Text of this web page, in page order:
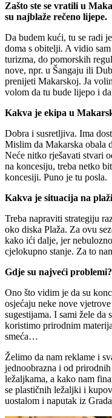
Zašto ste se vratili u
su najblaže rečeno lijepe.
Da budem kući, tu se radi
doma s obitelji. A vidio
turizma, do pomorskih
nove, npr. u Šangaju ili
prenijeti Makarskoj. Ja
volom da tu bude lijepo i
Kakva je ekipa u
Dobra i susretljiva. Ima
Mislim da Makarska obala
Neće nitko rješavati stvari
na koncesiju, treba netko
koncesiji. Puno je tu posla.
Kakva je situacija na
Treba napraviti strategiju
oko diska Plaža. Za ovu
kako ići dalje, jer
cjelokupno stanje. Za to
Gdje su najveći problemi?
Ono što vidim je da su
osjećaju neke nove
sugestijama. I sami žele da
koristimo prirodnim
smeća…
Želimo da nam reklame i
jednoobrazna i od
ležaljkama, a kako nam
se plastičnih ležaljki i
uostalom i naputak iz